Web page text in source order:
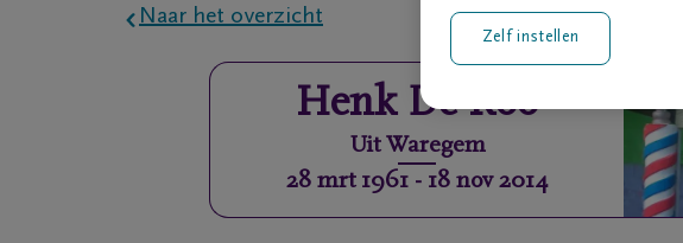
Naar het overzicht
Henk De Roo
Uit Waregem
28 mrt 1961- 18 nov 2014
Zelf instellen